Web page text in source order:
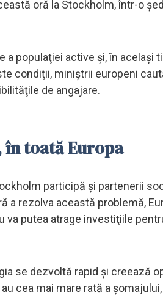
oră la Stockholm, într-o
populaţiei active şi, în acelaşi
condiţii, miniştrii europeni
de angajare.
toată Europa
participă şi partenerii
a rezolva această problemă,
va putea atrage investiţiile
se dezvoltă rapid şi creează
cea mai mare rată a